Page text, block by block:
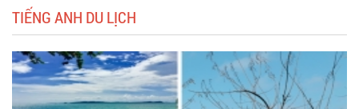
TIẾNG ANH DU LỊCH